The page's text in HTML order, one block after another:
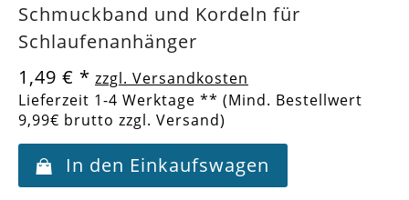
Schmuckband und Kordeln für
Schlaufenanhänger
1,49 € * zzgl. Versandkosten
Lieferzeit 1-4 Werktage ** (Mind. Bestellwert
9,99€ brutto zzgl. Versand)
In den Einkaufswagen